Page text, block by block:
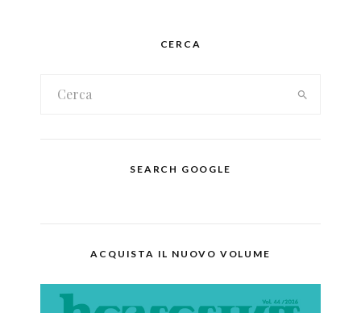
CERCA
SEARCH GOOGLE
ACQUISTA IL NUOVO VOLUME